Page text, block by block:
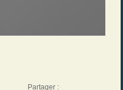
Partager :